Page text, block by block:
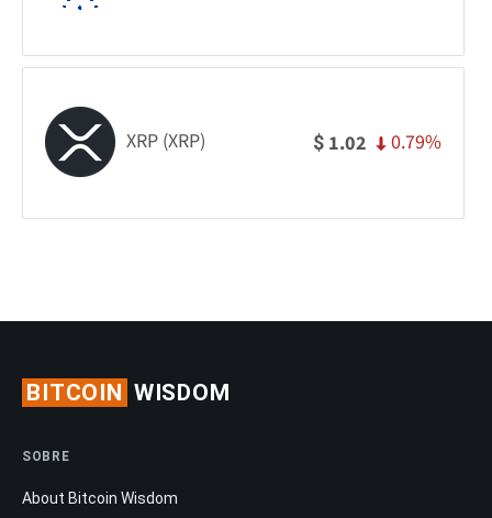
XRP (XRP) $ 1.02 0.79%
BITCOIN WISDOM
SOBRE
About Bitcoin Wisdom